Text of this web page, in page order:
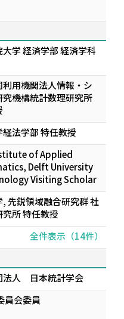
大学 経済学部 経済学科
利用機関法人情報・シ
究機構統計数理研究所
法学部 特任教授
of Applied
Delft University
Visiting Scholar
先鋭領域融合研究群 社
究所 特任教授
全件表示（14件）
法人 日本統計学会
員会委員